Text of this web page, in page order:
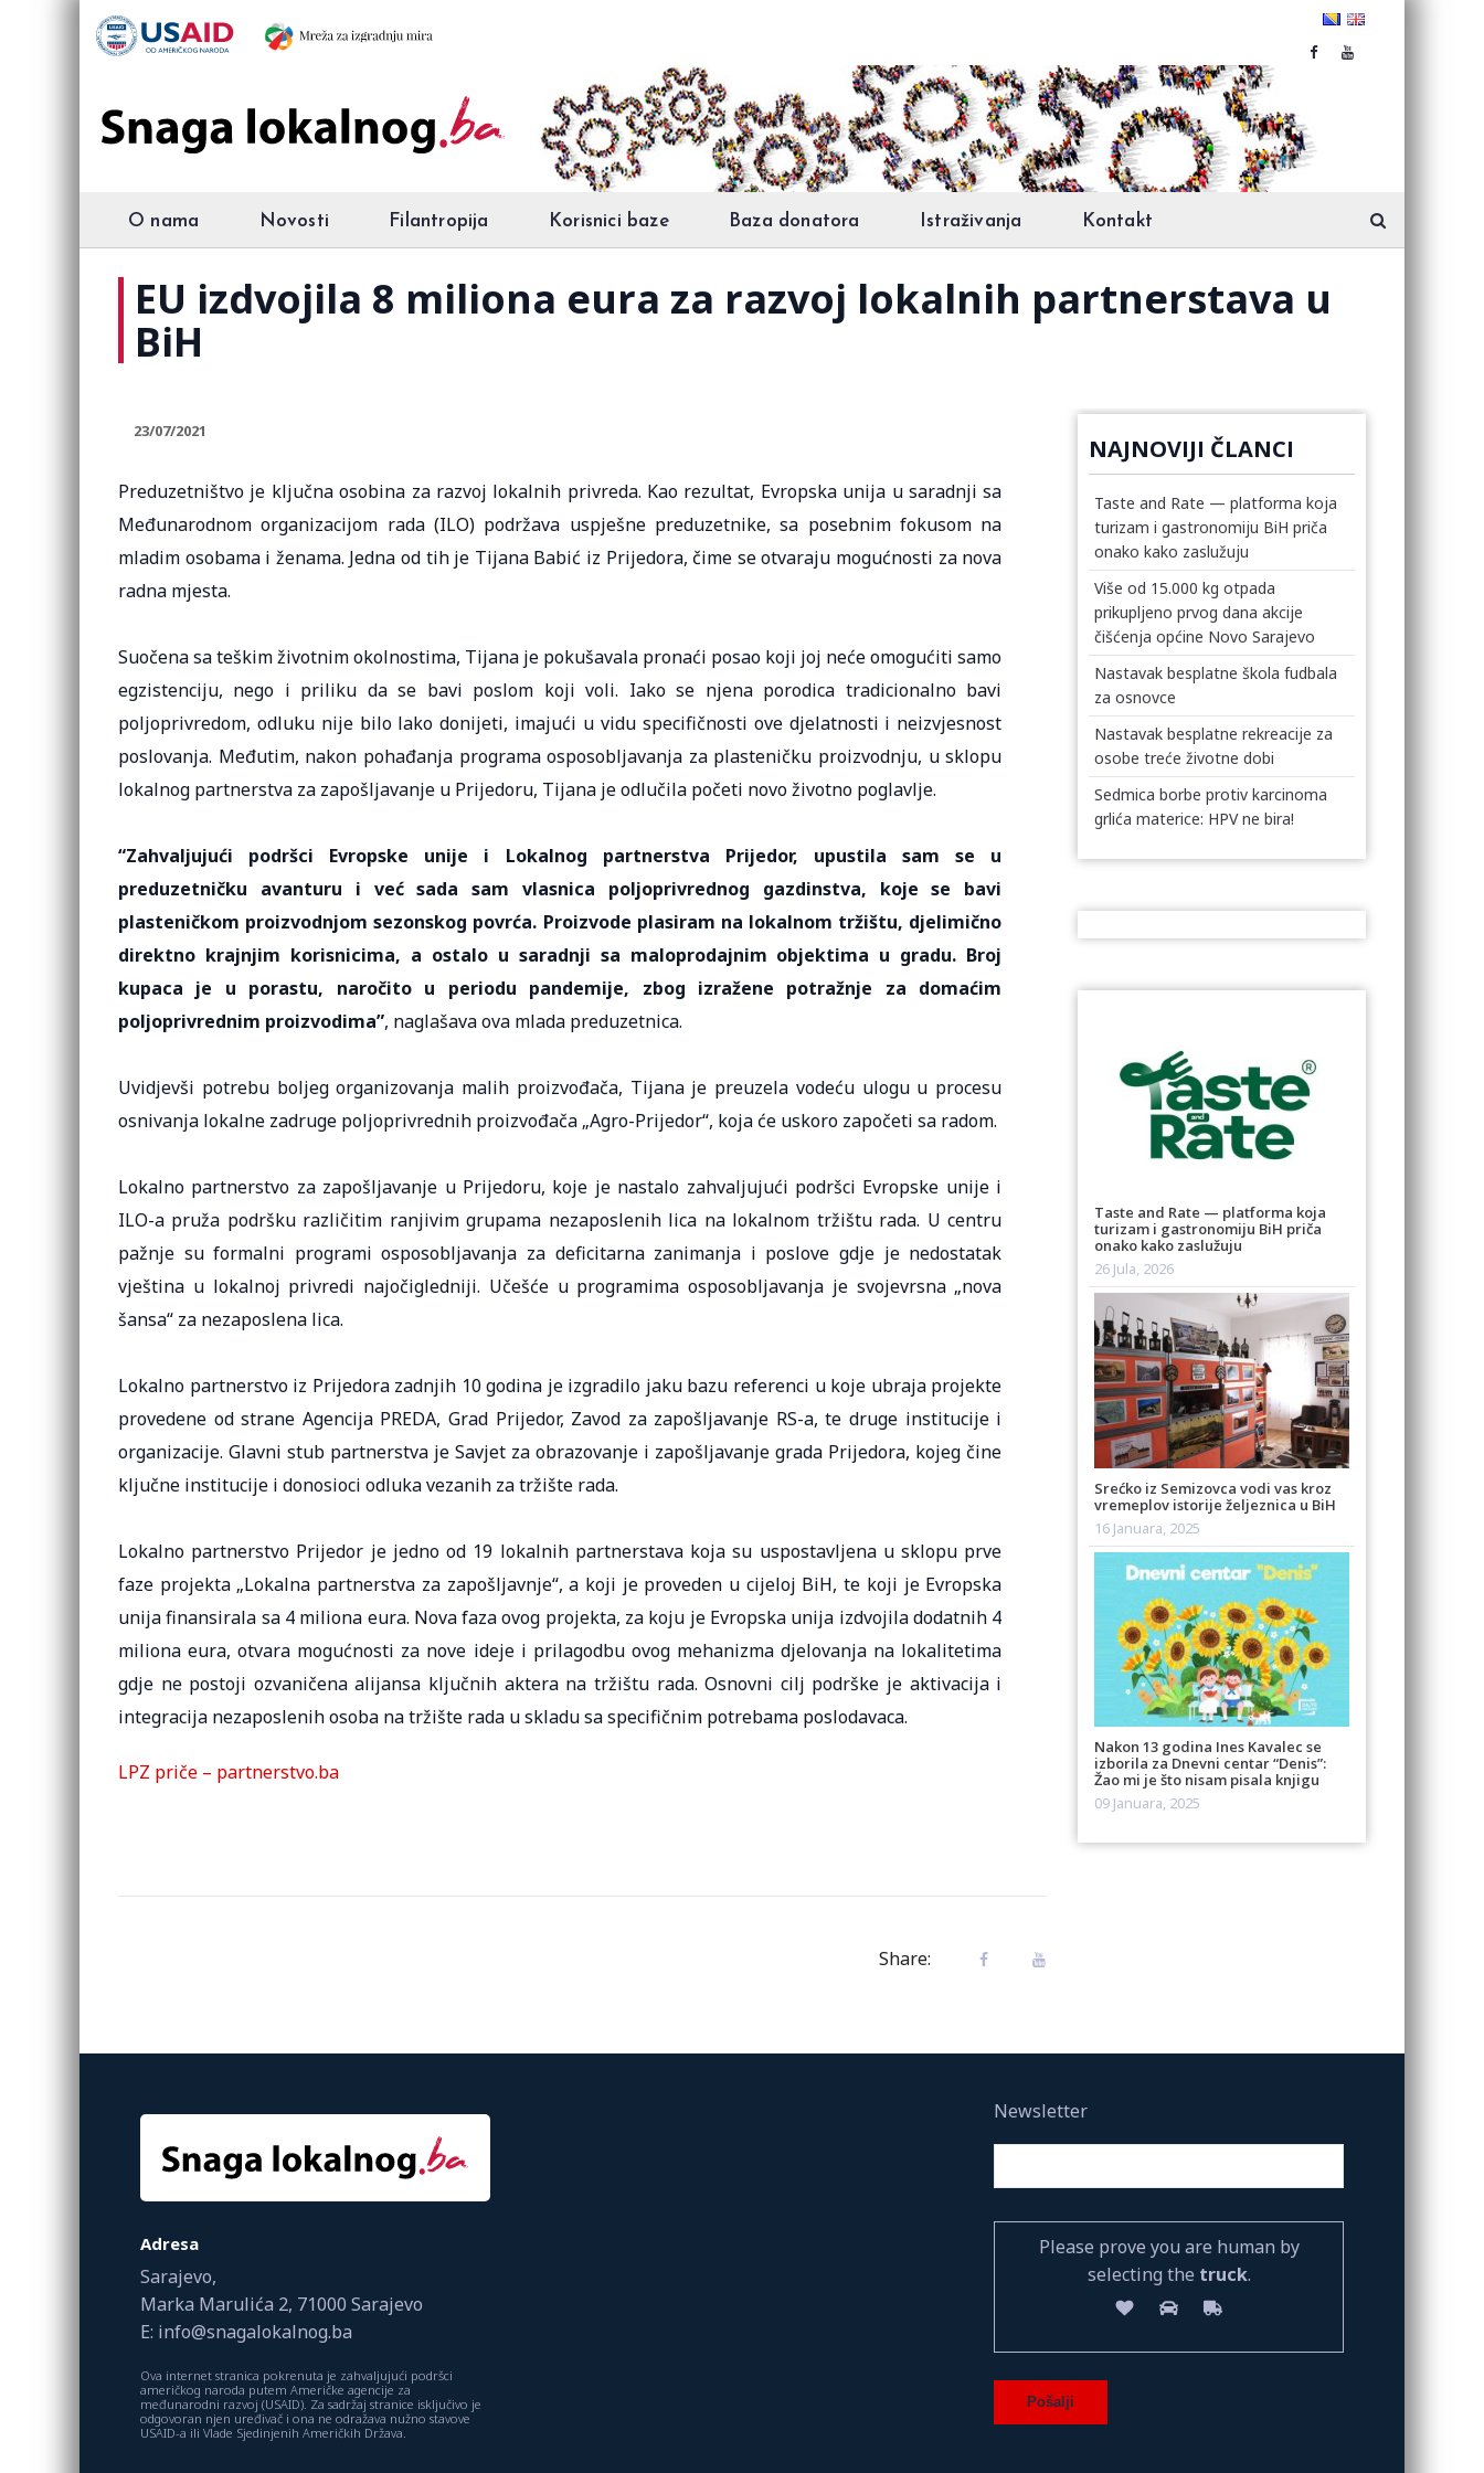
O nama Novosti Filantropija Korisnici baze Baza donatora Istraživanja Kontakt
EU izdvojila 8 miliona eura za razvoj lokalnih partnerstava u
BiH
23/07/2021
Preduzetništvo je ključna osobina za razvoj lokalnih privreda. Kao rezultat, Evropska unija u saradnji sa
Međunarodnom organizacijom rada (ILO) podržava uspješne preduzetnike, sa posebnim fokusom na
mladim osobama i ženama. Jedna od tih je Tijana Babić iz Prijedora, čime se otvaraju mogućnosti za nova
radna mjesta.
Suočena sa teškim životnim okolnostima, Tijana je pokušavala pronaći posao koji joj neće omogućiti samo
egzistenciju, nego i priliku da se bavi poslom koji voli. Iako se njena porodica tradicionalno bavi
poljoprivredom, odluku nije bilo lako donijeti, imajući u vidu specifičnosti ove djelatnosti i neizvjesnost
poslovanja. Međutim, nakon pohađanja programa osposobljavanja za plasteničku proizvodnju, u sklopu
lokalnog partnerstva za zapošljavanje u Prijedoru, Tijana je odlučila početi novo životno poglavlje.
“Zahvaljujući podršci Evropske unije i Lokalnog partnerstva Prijedor, upustila sam se u
preduzetničku avanturu i već sada sam vlasnica poljoprivrednog gazdinstva, koje se bavi
plasteničkom proizvodnjom sezonskog povrća. Proizvode plasiram na lokalnom tržištu, djelimično
direktno krajnjim korisnicima, a ostalo u saradnji sa maloprodajnim objektima u gradu. Broj
kupaca je u porastu, naročito u periodu pandemije, zbog izražene potražnje za domaćim
poljoprivrednim proizvodima”, naglašava ova mlada preduzetnica.
Uvidjevši potrebu boljeg organizovanja malih proizvođača, Tijana je preuzela vodeću ulogu u procesu
osnivanja lokalne zadruge poljoprivrednih proizvođača „Agro-Prijedor“, koja će uskoro započeti sa radom.
Lokalno partnerstvo za zapošljavanje u Prijedoru, koje je nastalo zahvaljujući podršci Evropske unije i
ILO-a pruža podršku različitim ranjivim grupama nezaposlenih lica na lokalnom tržištu rada. U centru
pažnje su formalni programi osposobljavanja za deficitarna zanimanja i poslove gdje je nedostatak
vještina u lokalnoj privredi najočigledniji. Učešće u programima osposobljavanja je svojevrsna „nova
šansa“ za nezaposlena lica.
Lokalno partnerstvo iz Prijedora zadnjih 10 godina je izgradilo jaku bazu referenci u koje ubraja projekte
provedene od strane Agencija PREDA, Grad Prijedor, Zavod za zapošljavanje RS-a, te druge institucije i
organizacije. Glavni stub partnerstva je Savjet za obrazovanje i zapošljavanje grada Prijedora, kojeg čine
ključne institucije i donosioci odluka vezanih za tržište rada.
Lokalno partnerstvo Prijedor je jedno od 19 lokalnih partnerstava koja su uspostavljena u sklopu prve
faze projekta „Lokalna partnerstva za zapošljavnje“, a koji je proveden u cijeloj BiH, te koji je Evropska
unija finansirala sa 4 miliona eura. Nova faza ovog projekta, za koju je Evropska unija izdvojila dodatnih 4
miliona eura, otvara mogućnosti za nove ideje i prilagodbu ovog mehanizma djelovanja na lokalitetima
gdje ne postoji ozvaničena alijansa ključnih aktera na tržištu rada. Osnovni cilj podrške je aktivacija i
integracija nezaposlenih osoba na tržište rada u skladu sa specifičnim potrebama poslodavaca.
LPZ priče – partnerstvo.ba
Share:
NAJNOVIJI ČLANCI
Taste and Rate — platforma koja
turizam i gastronomiju BiH priča
onako kako zaslužuju
Više od 15.000 kg otpada
prikupljeno prvog dana akcije
čišćenja općine Novo Sarajevo
Nastavak besplatne škola fudbala
za osnovce
Nastavak besplatne rekreacije za
osobe treće životne dobi
Sedmica borbe protiv karcinoma
grlića materice: HPV ne bira!
Taste and Rate — platforma koja
turizam i gastronomiju BiH priča
onako kako zaslužuju
26 Jula, 2026
Srećko iz Semizovca vodi vas kroz
vremeplov istorije željeznica u BiH
16 Januara, 2025
Nakon 13 godina Ines Kavalec se
izborila za Dnevni centar “Denis”:
Žao mi je što nisam pisala knjigu
09 Januara, 2025
Adresa
Sarajevo,
Marka Marulića 2, 71000 Sarajevo
E: info@snagalokalnog.ba
Ova internet stranica pokrenuta je zahvaljujući podršci
američkog naroda putem Američke agencije za
međunarodni razvoj (USAID). Za sadržaj stranice isključivo je
odgovoran njen uređivač i ona ne odražava nužno stavove
USAID-a ili Vlade Sjedinjenih Američkih Država.
Newsletter
Please prove you are human by
selecting the truck.